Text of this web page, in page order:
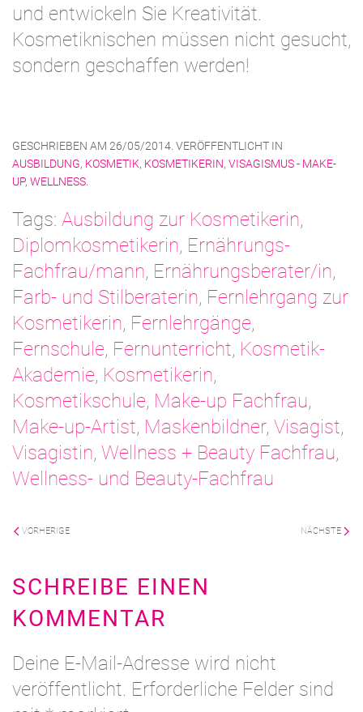
und entwickeln Sie Kreativität.
Kosmetiknischen müssen nicht gesucht,
sondern geschaffen werden!
GESCHRIEBEN AM 26/05/2014 . VERÖFFENTLICHT IN
AUSBILDUNG, KOSMETIK, KOSMETIKERIN, VISAGISMUS - MAKE-
UP, WELLNESS
Tags: Ausbildung zur Kosmetikerin,
Diplomkosmetikerin, Ernährungs-
Fachfrau/mann, Ernährungsberater/in,
Farb- und Stilberaterin, Fernlehrgang zur
Kosmetikerin, Fernlehrgänge,
Fernschule, Fernunterricht, Kosmetik-
Akademie, Kosmetikerin,
Kosmetikschule, Make-up Fachfrau,
Make-up-Artist, Maskenbildner, Visagist,
Visagistin, Wellness + Beauty Fachfrau,
Wellness- und Beauty-Fachfrau
VORHERIGE NÄCHSTE
SCHREIBE EINEN
KOMMENTAR
Deine E-Mail-Adresse wird nicht
veröffentlicht. Erforderliche Felder sind